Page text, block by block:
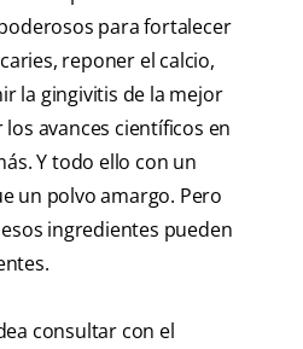
para fortalecer
reponer el calcio,
la gingivitis de la mejor
avances científicos en
Y todo ello con un
un polvo amargo. Pero
ingredientes pueden
consultar con el